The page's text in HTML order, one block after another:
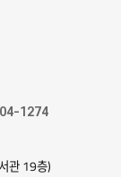
1274
관 19층)